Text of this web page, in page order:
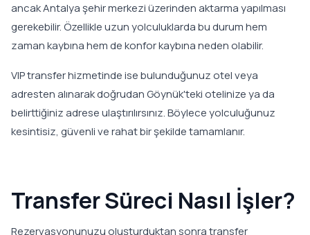
ancak Antalya şehir merkezi üzerinden aktarma yapılması
gerekebilir. Özellikle uzun yolculuklarda bu durum hem
zaman kaybına hem de konfor kaybına neden olabilir.
VIP transfer hizmetinde ise bulunduğunuz otel veya
adresten alınarak doğrudan Göynük'teki otelinize ya da
belirttiğiniz adrese ulaştırılırsınız. Böylece yolculuğunuz
kesintisiz, güvenli ve rahat bir şekilde tamamlanır.
Transfer Süreci Nasıl İşler?
Rezervasyonunuzu oluşturduktan sonra transfer